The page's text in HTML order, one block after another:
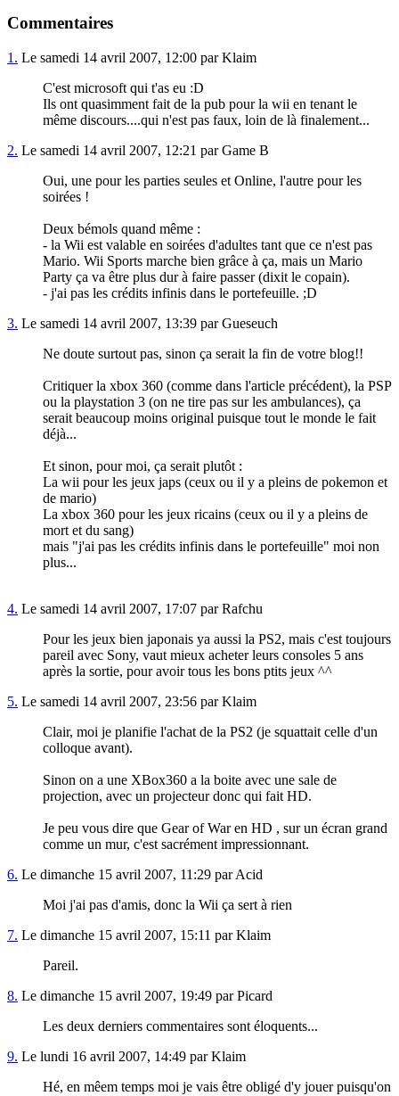
Commentaires
1. Le samedi 14 avril 2007, 12:00 par Klaim
C'est microsoft qui t'as eu :D
Ils ont quasimment fait de la pub pour la wii en tenant le
même discours....qui n'est pas faux, loin de là finalement...
2. Le samedi 14 avril 2007, 12:21 par Game B
Oui, une pour les parties seules et Online, l'autre pour les
soirées !
Deux bémols quand même :
- la Wii est valable en soirées d'adultes tant que ce n'est pas
Mario. Wii Sports marche bien grâce à ça, mais un Mario
Party ça va être plus dur à faire passer (dixit le copain).
- j'ai pas les crédits infinis dans le portefeuille. ;D
3. Le samedi 14 avril 2007, 13:39 par Gueseuch
Ne doute surtout pas, sinon ça serait la fin de votre blog!!
Critiquer la xbox 360 (comme dans l'article précédent), la PSP
ou la playstation 3 (on ne tire pas sur les ambulances), ça
serait beaucoup moins original puisque tout le monde le fait
déjà...
Et sinon, pour moi, ça serait plutôt :
La wii pour les jeux japs (ceux ou il y a pleins de pokemon et
de mario)
La xbox 360 pour les jeux ricains (ceux ou il y a pleins de
mort et du sang)
mais "j'ai pas les crédits infinis dans le portefeuille" moi non
plus...
4. Le samedi 14 avril 2007, 17:07 par Rafchu
Pour les jeux bien japonais ya aussi la PS2, mais c'est toujours
pareil avec Sony, vaut mieux acheter leurs consoles 5 ans
après la sortie, pour avoir tous les bons ptits jeux ^^
5. Le samedi 14 avril 2007, 23:56 par Klaim
Clair, moi je planifie l'achat de la PS2 (je squattait celle d'un
colloque avant).
Sinon on a une XBox360 a la boite avec une sale de
projection, avec un projecteur donc qui fait HD.
Je peu vous dire que Gear of War en HD , sur un écran grand
comme un mur, c'est sacrément impressionnant.
6. Le dimanche 15 avril 2007, 11:29 par Acid
Moi j'ai pas d'amis, donc la Wii ça sert à rien
7. Le dimanche 15 avril 2007, 15:11 par Klaim
Pareil.
8. Le dimanche 15 avril 2007, 19:49 par Picard
Les deux derniers commentaires sont éloquents...
9. Le lundi 16 avril 2007, 14:49 par Klaim
Hé, en mêem temps moi je vais être obligé d'y jouer puisqu'on